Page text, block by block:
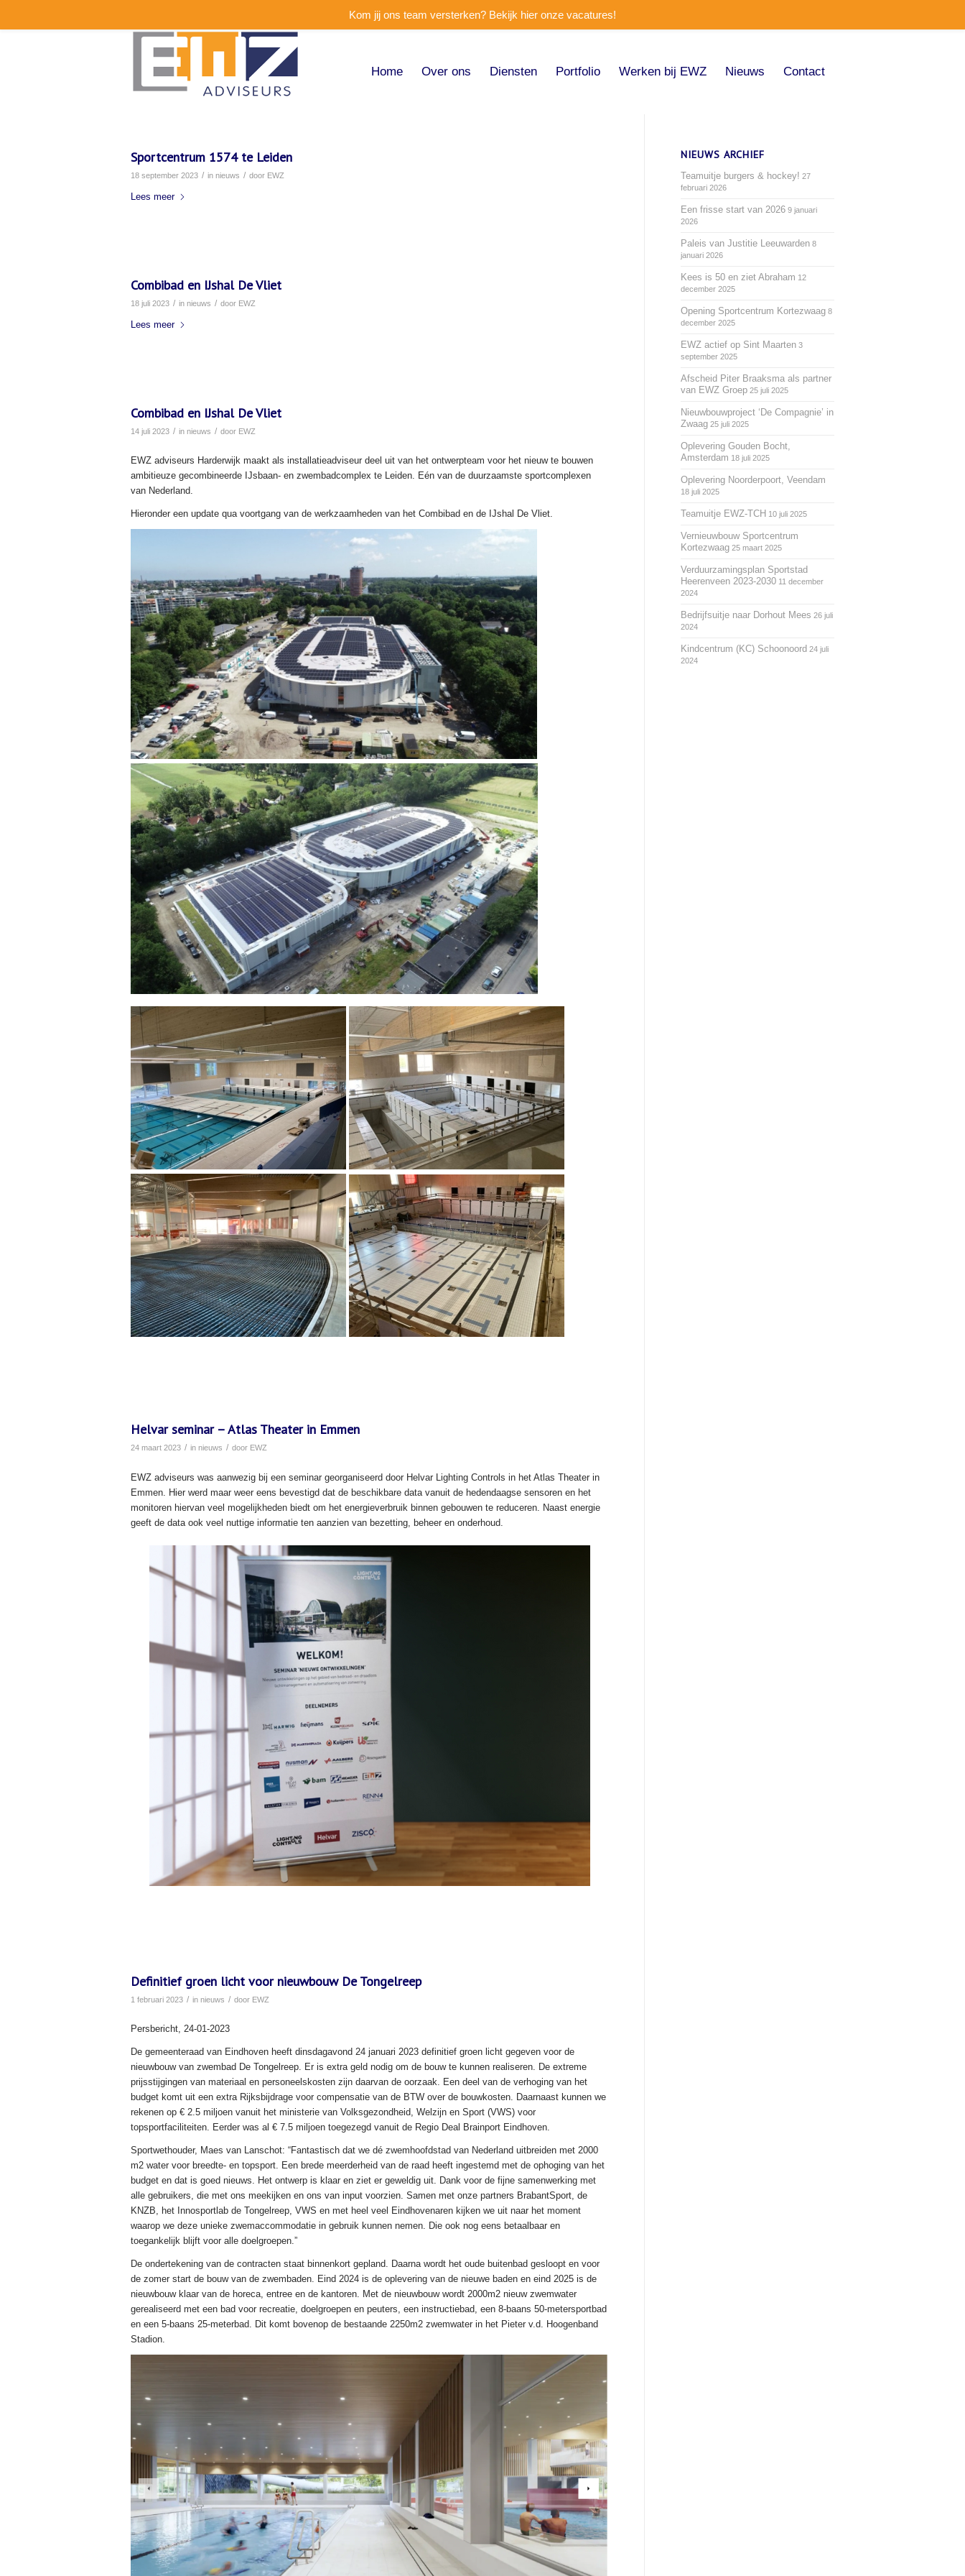
Home Over ons Diensten Portfolio Werken bij EWZ Nieuws Contact
Sportcentrum 1574 te Leiden
18 september 2023 / in nieuws / door EWZ
Lees meer
Combibad en IJshal De Vliet
18 juli 2023 / in nieuws / door EWZ
Lees meer
Combibad en IJshal De Vliet
14 juli 2023 / in nieuws / door EWZ
EWZ adviseurs Harderwijk maakt als installatieadviseur deel uit van het ontwerpteam voor het nieuw te bouwen
ambitieuze gecombineerde IJsbaan- en zwembadcomplex te Leiden. Eén van de duurzaamste sportcomplexen
van Nederland.
Hieronder een update qua voortgang van de werkzaamheden van het Combibad en de IJshal De Vliet.
Helvar seminar – Atlas Theater in Emmen
24 maart 2023 / in nieuws / door EWZ
EWZ adviseurs was aanwezig bij een seminar georganiseerd door Helvar Lighting Controls in het Atlas Theater in
Emmen. Hier werd maar weer eens bevestigd dat de beschikbare data vanuit de hedendaagse sensoren en het
monitoren hiervan veel mogelijkheden biedt om het energieverbruik binnen gebouwen te reduceren. Naast energie
geeft de data ook veel nuttige informatie ten aanzien van bezetting, beheer en onderhoud.
Definitief groen licht voor nieuwbouw De Tongelreep
1 februari 2023 / in nieuws / door EWZ
Persbericht, 24-01-2023
De gemeenteraad van Eindhoven heeft dinsdagavond 24 januari 2023 definitief groen licht gegeven voor de
nieuwbouw van zwembad De Tongelreep. Er is extra geld nodig om de bouw te kunnen realiseren. De extreme
prijsstijgingen van materiaal en personeelskosten zijn daarvan de oorzaak. Een deel van de verhoging van het
budget komt uit een extra Rijksbijdrage voor compensatie van de BTW over de bouwkosten. Daarnaast kunnen we
rekenen op € 2.5 miljoen vanuit het ministerie van Volksgezondheid, Welzijn en Sport (VWS) voor
topsportfaciliteiten. Eerder was al € 7.5 miljoen toegezegd vanuit de Regio Deal Brainport Eindhoven.
Sportwethouder, Maes van Lanschot: “Fantastisch dat we dé zwemhoofdstad van Nederland uitbreiden met 2000
m2 water voor breedte- en topsport. Een brede meerderheid van de raad heeft ingestemd met de ophoging van het
budget en dat is goed nieuws. Het ontwerp is klaar en ziet er geweldig uit. Dank voor de fijne samenwerking met
alle gebruikers, die met ons meekijken en ons van input voorzien. Samen met onze partners BrabantSport, de
KNZB, het Innosportlab de Tongelreep, VWS en met heel veel Eindhovenaren kijken we uit naar het moment
waarop we deze unieke zwemaccommodatie in gebruik kunnen nemen. Die ook nog eens betaalbaar en
toegankelijk blijft voor alle doelgroepen.”
De ondertekening van de contracten staat binnenkort gepland. Daarna wordt het oude buitenbad gesloopt en voor
de zomer start de bouw van de zwembaden. Eind 2024 is de oplevering van de nieuwe baden en eind 2025 is de
nieuwbouw klaar van de horeca, entree en de kantoren. Met de nieuwbouw wordt 2000m2 nieuw zwemwater
gerealiseerd met een bad voor recreatie, doelgroepen en peuters, een instructiebad, een 8-baans 50-metersportbad
en een 5-baans 25-meterbad. Dit komt bovenop de bestaande 2250m2 zwemwater in het Pieter v.d. Hoogenband
Stadion.
NIEUWS ARCHIEF
Teamuitje burgers & hockey! 27
februari 2026
Een frisse start van 2026 9 januari
2026
Paleis van Justitie Leeuwarden 8
januari 2026
Kees is 50 en ziet Abraham 12
december 2025
Opening Sportcentrum Kortezwaag 8
december 2025
EWZ actief op Sint Maarten 3
september 2025
Afscheid Piter Braaksma als partner
van EWZ Groep 25 juli 2025
Nieuwbouwproject ‘De Compagnie’ in
Zwaag 25 juli 2025
Oplevering Gouden Bocht,
Amsterdam 18 juli 2025
Oplevering Noorderpoort, Veendam
18 juli 2025
Teamuitje EWZ-TCH 10 juli 2025
Vernieuwbouw Sportcentrum
Kortezwaag 25 maart 2025
Verduurzamingsplan Sportstad
Heerenveen 2023-2030 11 december
2024
Bedrijfsuitje naar Dorhout Mees 26 juli
2024
Kindcentrum (KC) Schoonoord 24 juli
2024
Kom jij ons team versterken? Bekijk hier onze vacatures!